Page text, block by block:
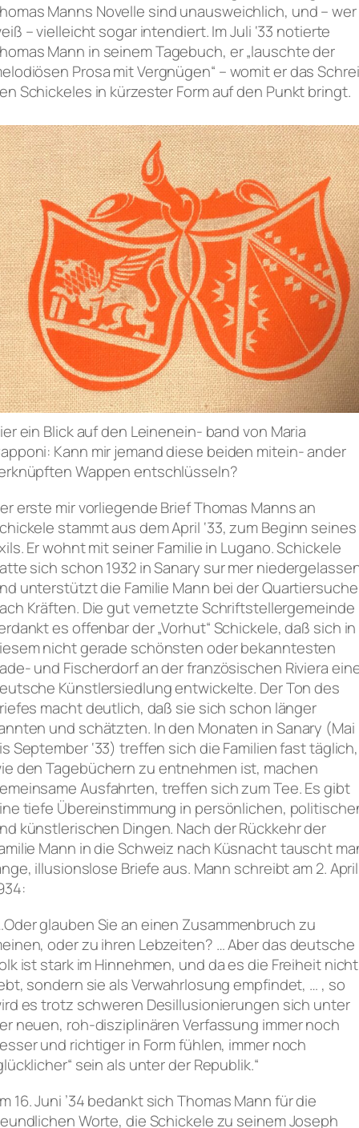
Manns Novelle sind unausweichlich, und – wer
– vielleicht sogar intendiert. Im Juli ‘33 notierte
Mann in seinem Tagebuch, er „lauschte der
Prosa mit Vergnügen“ – womit er das
Schickeles in kürzester Form auf den Punkt bringt.
ein Blick auf den Leinenein- band von Maria
Kann mir jemand diese beiden mitein- ander
Wappen entschlüsseln?
erste mir vorliegende Brief Thomas Manns an
stammt aus dem April ‘33, zum Beginn seines
Er wohnt mit seiner Familie in Lugano. Schickele
sich schon 1932 in Sanary sur mer
unterstützt die Familie Mann bei der Quartiersuche
Kräften. Die gut vernetzte Schriftstellergemeinde
es offenbar der „Vorhut“ Schickele, daß sich in
nicht gerade schönsten oder bekanntesten
und Fischerdorf an der französischen Riviera
Künstlersiedlung entwickelte. Der Ton des
macht deutlich, daß sie sich schon länger
und schätzten. In den Monaten in Sanary (Mai
September ‘33) treffen sich die Familien fast täglich,
den Tagebüchern zu entnehmen ist, machen
Ausfahrten, treffen sich zum Tee. Es gibt
tiefe Übereinstimmung in persönlichen,
künstlerischen Dingen. Nach der Rückkehr der
Mann in die Schweiz nach Küsnacht tauscht
illusionslose Briefe aus. Mann schreibt am 2. April
glauben Sie an einen Zusammenbruch zu
oder zu ihren Lebzeiten? … Aber das deutsche
ist stark im Hinnehmen, und da es die Freiheit nicht
sondern sie als Verwahrlosung empfindet, … , so
es trotz schweren Desillusionierungen sich unter
neuen, roh-disziplinären Verfassung immer noch
und richtiger in Form fühlen, immer noch
sein als unter der Republik.“
16. Juni ’34 bedankt sich Thomas Mann für die
Worte, die Schickele zu seinem Joseph